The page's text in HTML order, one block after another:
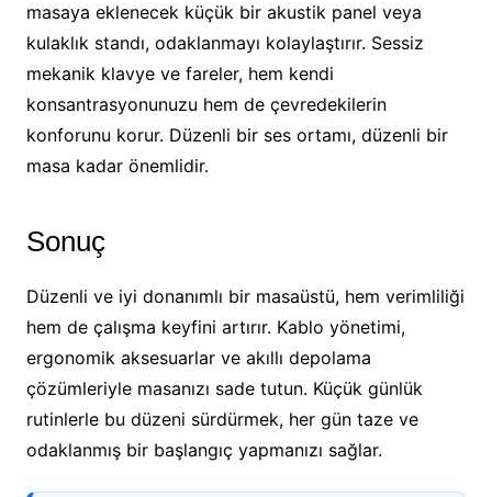
masaya eklenecek küçük bir akustik panel veya
kulaklık standı, odaklanmayı kolaylaştırır. Sessiz
mekanik klavye ve fareler, hem kendi
konsantrasyonunuzu hem de çevredekilerin
konforunu korur. Düzenli bir ses ortamı, düzenli bir
masa kadar önemlidir.
Sonuç
Düzenli ve iyi donanımlı bir masaüstü, hem verimliliği
hem de çalışma keyfini artırır. Kablo yönetimi,
ergonomik aksesuarlar ve akıllı depolama
çözümleriyle masanızı sade tutun. Küçük günlük
rutinlerle bu düzeni sürdürmek, her gün taze ve
odaklanmış bir başlangıç yapmanızı sağlar.